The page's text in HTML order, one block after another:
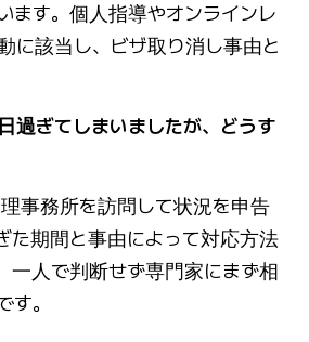
ます。個人指導やオンラインレ
に該当し、ビザ取り消し事由と
過ぎてしまいましたが、どうす
事務所を訪問して状況を申告
た期間と事由によって対応方法
一人で判断せず専門家にまず相
。